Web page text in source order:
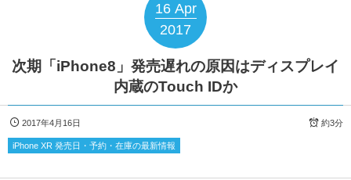
16 Apr
2017
次期「iPhone8」発売遅れの原因はディスプレイ
内蔵のTouch IDか
2017年4月16日 約3分
iPhone XR 発売日・予約・在庫の最新情報